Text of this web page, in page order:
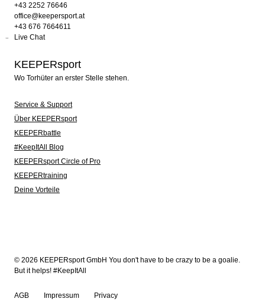
+43 2252 76646
office@keepersport.at
+43 676 7664611
Live Chat
KEEPERsport
Wo Torhüter an erster Stelle stehen.
Service & Support
Über KEEPERsport
KEEPERbattle
#KeepItAll Blog
KEEPERsport Circle of Pro
KEEPERtraining
Deine Vorteile
© 2026 KEEPERsport GmbH You don't have to be crazy to be a goalie.
But it helps! #KeepItAll
AGB Impressum Privacy